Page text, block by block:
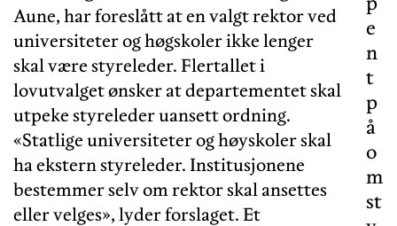
e
n
t
p
å
o
m
st
Aune, har foreslått at en valgt rektor ved
universiteter og høgskoler ikke lenger
skal være styreleder. Flertallet i
lovutvalget ønsker at departementet skal
utpeke styreleder uansett ordning.
«Statlige universiteter og høyskoler skal
ha ekstern styreleder. Institusjonene
bestemmer selv om rektor skal ansettes
eller velges», lyder forslaget. Et